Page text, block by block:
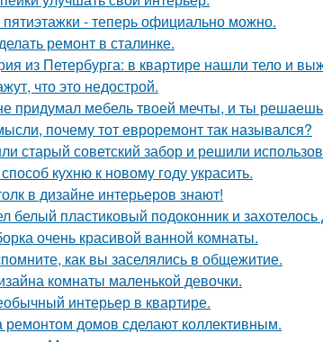
- теперь официально можно.
ремонт в сталинке.
из Петербурга: в квартире нашли тело и
что это недострой.
придумал мебель твоей мечты, и ты
почему тот евроремонт так назывался?
старый советский забор и решили
кухню к новому году украсить.
в дизайне интерьеров знают!
белый пластиковый подоконник и
очень красивой ванной комнаты.
как вы заселялись в общежитие.
комнаты маленькой девочки.
интерьер в квартире.
ремонтом домов сделают коллективным.